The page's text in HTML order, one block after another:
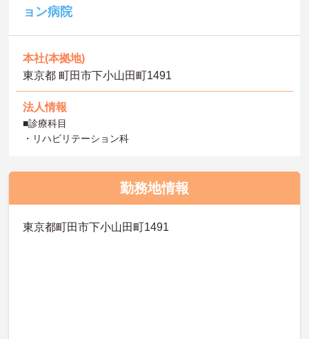
ョン病院
本社(本拠地)
東京都 町田市下小山田町1491
法人情報
■診療科目
・リハビリテーション科
勤務地情報
東京都町田市下小山田町1491